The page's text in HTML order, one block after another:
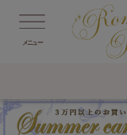
メニュー